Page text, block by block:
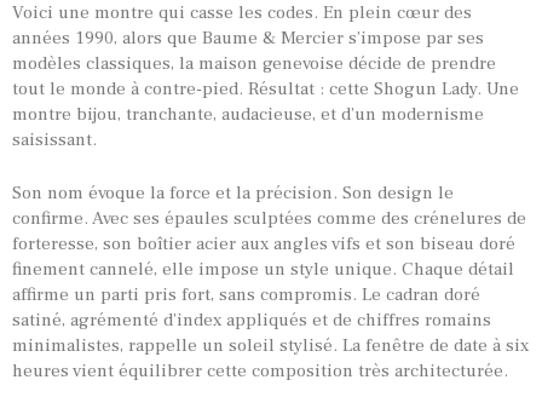
TOUTES NOS VINTAGES
MONTRES PAR HISTOIRES
CONTACTS & HISTORIQUE
Voici une montre qui casse les codes. En plein cœur des
années 1990, alors que Baume & Mercier s’impose par ses
modèles classiques, la maison genevoise décide de prendre
tout le monde à contre-pied. Résultat : cette Shogun Lady. Une
montre bijou, tranchante, audacieuse, et d’un modernisme
saisissant.
Son nom évoque la force et la précision. Son design le
confirme. Avec ses épaules sculptées comme des crénelures de
forteresse, son boîtier acier aux angles vifs et son biseau doré
finement cannelé, elle impose un style unique. Chaque détail
affirme un parti pris fort, sans compromis. Le cadran doré
satiné, agrémenté d’index appliqués et de chiffres romains
minimalistes, rappelle un soleil stylisé. La fenêtre de date à six
heures vient équilibrer cette composition très architecturée.